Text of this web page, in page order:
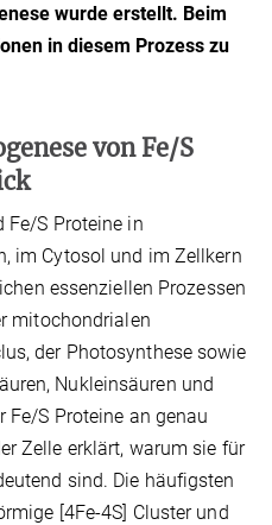
wurde erstellt. Beim
in diesem Prozess zu
von Fe/S
Fe/S Proteine in
im Cytosol und im Zellkern
essenziellen Prozessen
mitochondrialen
der Photosynthese sowie
Nukleinsäuren und
Fe/S Proteine an genau
Zelle erklärt, warum sie für
sind. Die häufigsten
[4Fe-4S] Cluster und